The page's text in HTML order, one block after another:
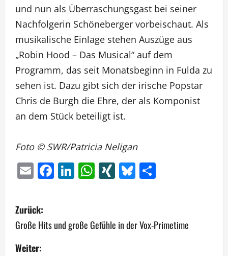
und nun als Überraschungsgast bei seiner
Nachfolgerin Schöneberger vorbeischaut. Als
musikalische Einlage stehen Auszüge aus
„Robin Hood – Das Musical“ auf dem
Programm, das seit Monatsbeginn in Fulda zu
sehen ist. Dazu gibt sich der irische Popstar
Chris de Burgh die Ehre, der als Komponist
an dem Stück beteiligt ist.
Foto © SWR/Patricia Neligan
EmailFacebook
LinkedIn
WhatsApp
XINGBluesky
B
e
i
Zurück:
Große Hits und große Gefühle in der Vox-Primetime
Weiter: